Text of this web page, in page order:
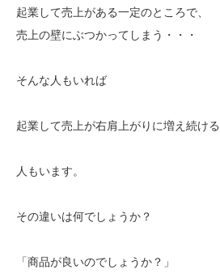
起業して売上がある一定のところで、
売上の壁にぶつかってしまう・・・
そんな人もいれば
起業して売上が右肩上がりに増え続ける
人もいます。
その違いは何でしょうか？
「商品が良いのでしょうか？」